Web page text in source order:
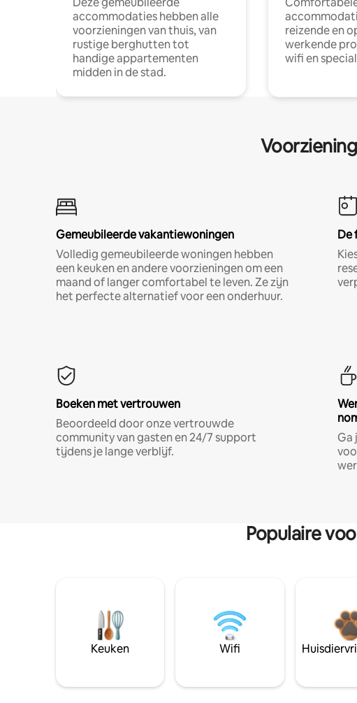
accommodaties hebben alle
voorzieningen van thuis, van
rustige berghutten tot
handige appartementen
midden in de stad.
reizende en
werkende
wifi en
Gemeubileerde vakantiewoningen
Volledig gemeubileerde woningen hebben
een keuken en andere voorzieningen om een
maand of langer comfortabel te leven. Ze zijn
het perfecte alternatief voor een onderhuur.
De
Boeken met vertrouwen
Beoordeeld door onze vertrouwde
community van gasten en 24/7 support
tijdens je lange verblijf.
Ga
Populaire
Keuken Wifi